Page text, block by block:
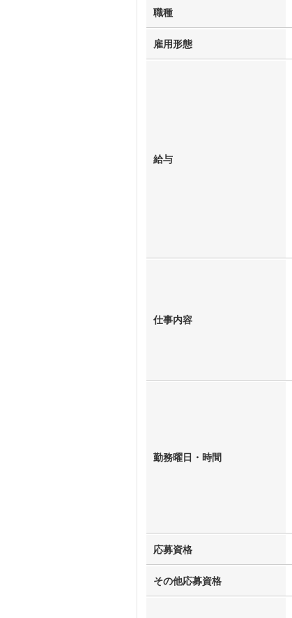
職種
雇用形態
給与
仕事内容
勤務曜日・時間
応募資格
その他応募資格